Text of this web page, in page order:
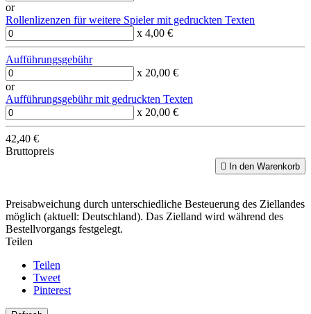
or
Rollenlizenzen für weitere Spieler mit gedruckten Texten
x 4,00 €
Aufführungsgebühr
x 20,00 €
or
Aufführungsgebühr mit gedruckten Texten
x 20,00 €
42,40 €
Bruttopreis
 In den Warenkorb
Preisabweichung durch unterschiedliche Besteuerung des Ziellandes
möglich (aktuell: Deutschland). Das Zielland wird während des
Bestellvorgangs festgelegt.
Teilen
Teilen
Tweet
Pinterest